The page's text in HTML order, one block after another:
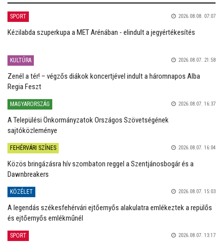
SPORT 2026.08.08. 07:07
Kézilabda szuperkupa a MET Arénában - elindult a jegyértékesítés
KULTÚRA 2026.08.07. 21:58
Zenél a tér! – végzős diákok koncertjével indult a háromnapos Alba
Regia Feszt
MAGYARORSZÁG 2026.08.07. 16:37
A Települési Önkormányzatok Országos Szövetségének
sajtóközleménye
FEHÉRVÁRI SZÍNES 2026.08.07. 16:04
Közös bringázásra hív szombaton reggel a Szentjánosbogár és a
Dawnbreakers
KÖZÉLET 2026.08.07. 15:03
A legendás székesfehérvári ejtőernyős alakulatra emlékeztek a repülős
és ejtőernyős emlékműnél
SPORT 2026.08.07. 13:17